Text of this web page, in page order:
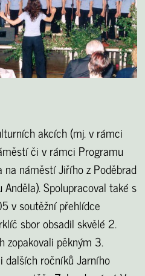
akcích (mj. v rámci
či v rámci Programu
náměstí Jiřího z Poděbrad
Spolupracoval také s
v soutěžní přehlídce
sbor obsadil skvělé 2.
zopakovali pěkným 3.
dalších ročníků Jarního